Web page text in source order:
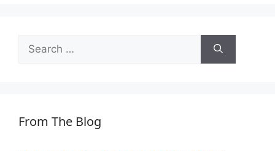
for:
From The Blog